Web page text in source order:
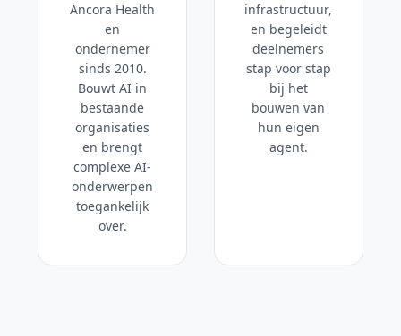
Ancora Health
en
ondernemer
sinds 2010.
Bouwt AI in
bestaande
organisaties
en brengt
complexe AI-
onderwerpen
toegankelijk
over.
infrastructuur,
en begeleidt
deelnemers
stap voor stap
bij het
bouwen van
hun eigen
agent.